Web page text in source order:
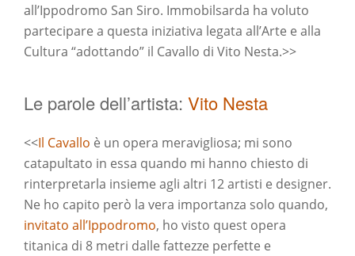
all’Ippodromo San Siro. Immobilsarda ha voluto
partecipare a questa iniziativa legata all’Arte e alla
Cultura “adottando” il Cavallo di Vito Nesta.>>
Le parole dell’artista: Vito Nesta
<<Il Cavallo è un opera meravigliosa; mi sono
catapultato in essa quando mi hanno chiesto di
rinterpretarla insieme agli altri 12 artisti e designer.
Ne ho capito però la vera importanza solo quando,
invitato all’Ippodromo, ho visto quest opera
titanica di 8 metri dalle fattezze perfette e